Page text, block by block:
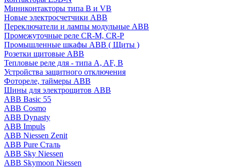
Миниконтакторы типа B и VB
Новые электросчетчики ABB
Переключатели и лампы модульные ABB
Промежуточные реле CR-M, CR-P
Промышленные шкафы ABB ( Щиты )
Розетки щитовые ABB
Тепловые реле для - типа A, AF, B
Устройства защитного отключения
Фотореле, таймеры ABB
Шины для электрощитов АВВ
ABB Basic 55
ABB Cosmo
ABB Dynasty
ABB Impuls
ABB Niessen Zenit
ABB Pure Сталь
ABB Sky Niessen
ABB Skymoon Niessen